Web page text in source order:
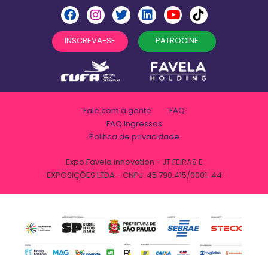
INSCREVA-SE PATROCINE
Fale com a gente
FAQ
FAQ Ingressos
Politica de privacidade
Expo Favela innovation - JT FEIRAS E
EXPOSIÇÕES LTDA - CNPJ: 45.790.415/0001-44